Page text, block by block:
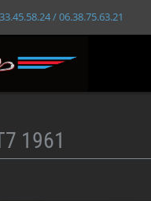
/ 06.38.75.63.21
1961